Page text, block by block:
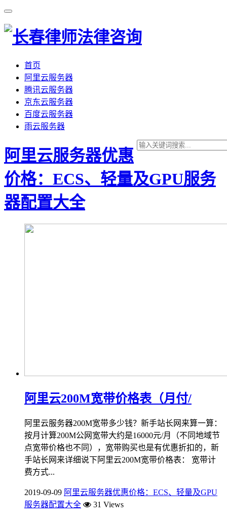
首页
阿里云服务器
腾讯云服务器
京东云服务器
百度云服务器
雨云服务器
阿里云服务器优惠
价格：ECS、轻量及GPU服务
器配置大全
阿里云200M宽带价格表（月付/
阿里云服务器200M宽带多少钱？新手站长网来算一算：
按月计算200M公网宽带大约是16000元/月（不同地域节
点宽带价格也不同），宽带购买也是有优惠折扣的，新
手站长网来详细说下阿里云200M宽带价格表： 宽带计
费方式...
2019-09-09 阿里云服务器优惠价格：ECS、轻量及GPU
服务器配置大全
31 Views